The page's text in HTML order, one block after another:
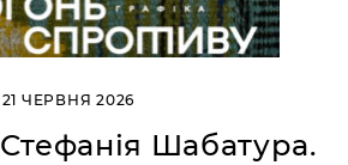
ЧЕРВНЯ 2026
Шабатура.